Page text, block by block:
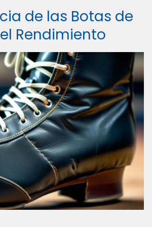
de las Botas de
Rendimiento